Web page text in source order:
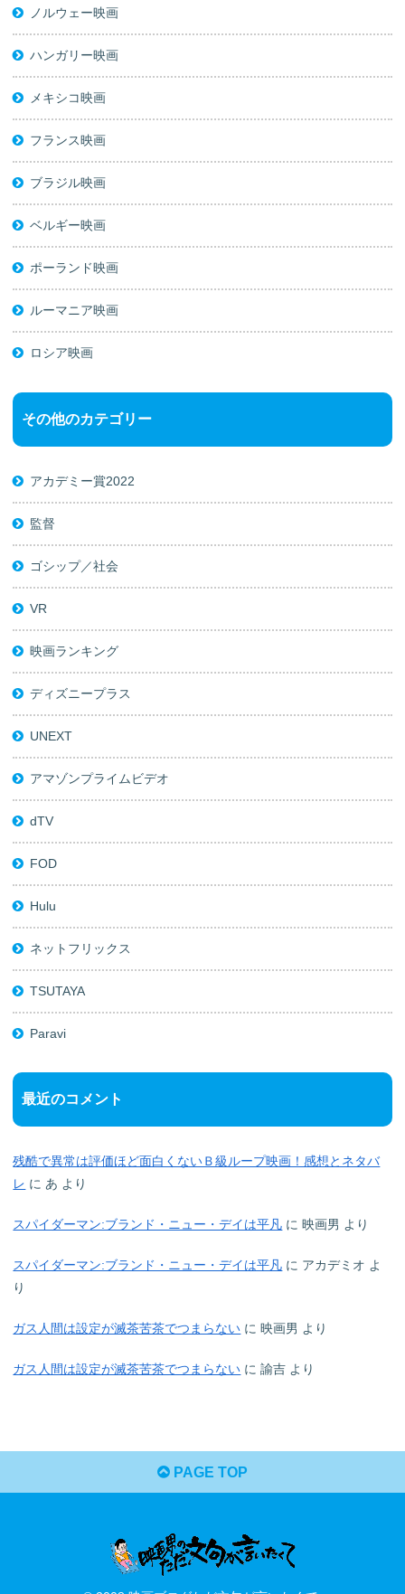
ノルウェー映画
ハンガリー映画
メキシコ映画
フランス映画
ブラジル映画
ベルギー映画
ポーランド映画
ルーマニア映画
ロシア映画
その他のカテゴリー
アカデミー賞2022
監督
ゴシップ／社会
VR
映画ランキング
ディズニープラス
UNEXT
アマゾンプライムビデオ
dTV
FOD
Hulu
ネットフリックス
TSUTAYA
Paravi
最近のコメント
残酷で異常は評価ほど面白くないＢ級ループ映画！感想とネタバ
レ に あ より
スパイダーマン:ブランド・ニュー・デイは平凡 に映画男 より
スパイダーマン:ブランド・ニュー・デイは平凡 に アカデミオ よ
り
ガス人間は設定が滅茶苦茶でつまらない に映画男 より
ガス人間は設定が滅茶苦茶でつまらない に諭吉 より
PAGE TOP